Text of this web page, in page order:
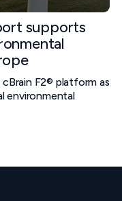
supports
F2® platform as
environmental